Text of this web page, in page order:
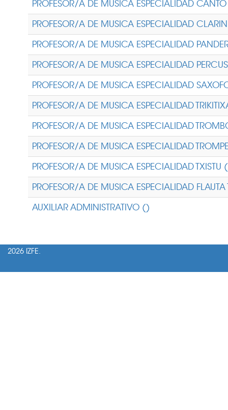
PROFESOR/A DE MUSICA ESPECIALIDAD
PROFESOR/A DE MUSICA ESPECIALIDAD
PROFESOR/A DE MUSICA ESPECIALIDAD
PROFESOR/A DE MUSICA ESPECIALIDAD
PROFESOR/A DE MUSICA ESPECIALIDAD
PROFESOR/A DE MUSICA ESPECIALIDAD
PROFESOR/A DE MUSICA ESPECIALIDAD
PROFESOR/A DE MUSICA ESPECIALIDAD
PROFESOR/A DE MUSICA ESPECIALIDAD TXISTU
PROFESOR/A DE MUSICA ESPECIALIDAD
AUXILIAR ADMINISTRATIVO ()
2026 IZFE.